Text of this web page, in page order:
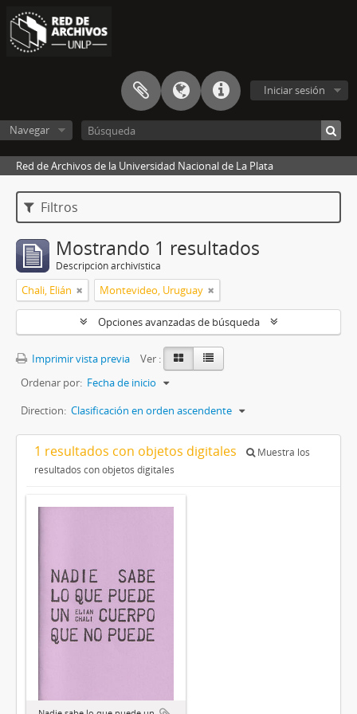
Iniciar sesión
Navegar
Red de Archivos de la Universidad Nacional de La Plata
Filtros
Mostrando 1 resultados
Descripción archivística
Chali, Elián Montevideo, Uruguay
Opciones avanzadas de búsqueda
Imprimir vista previa
Ver :
Ordenar por: Fecha de inicio
Direction: Clasificación en orden ascendente
1 resultados con objetos digitales
Muestra los
resultados con objetos digitales